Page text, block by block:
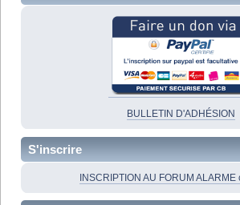
BULLETIN D'ADHÉSION
S'inscrire
INSCRIPTION AU FORUM ALARME